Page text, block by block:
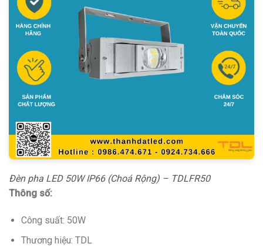
Đèn pha LED 50W IP66 (Choá Rộng) – TDLFR50
Thông số:
Công suất: 50W
Thương hiệu: TDL